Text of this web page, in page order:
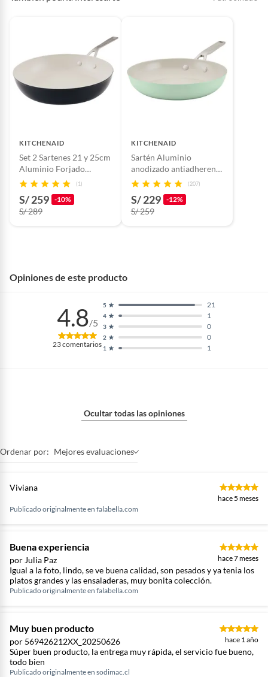
KITCHENAID
Set 2 Sartenes 21 y 25cm
Aluminio Forjado
Antiadherente Cerámico
(1)
S/ 259 -10%
S/ 289
KITCHENAID
Sartén Aluminio
anodizado antiadherente
cerámico KitchenAid
(207)
S/ 229 -12%
S/ 259
Opiniones de este producto
4.8/5
23comentarios 1 1
2 0
3 0
4 1
5 21
Ocultar todas las opiniones
Ordenar por: Mejores evaluaciones
Viviana
hace 5 meses
Publicado originalmente en falabella.com
Buena experiencia
por Julia Paz hace 7 meses
Igual a la foto, lindo, se ve buena calidad, son pesados y ya tenia los
platos grandes y las ensaladeras, muy bonita colección.
Publicado originalmente en falabella.com
Muy buen producto
por 569426212XX_20250626 hace 1 año
Súper buen producto, la entrega muy rápida, el servicio fue bueno,
todo bien
Publicado originalmente en sodimac.cl